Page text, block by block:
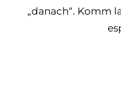
„danach“. Komm